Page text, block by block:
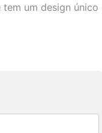
um design único